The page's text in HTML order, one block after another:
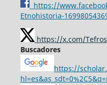
https://
Etnohistoria-
https://x.com/
Buscadores
https://